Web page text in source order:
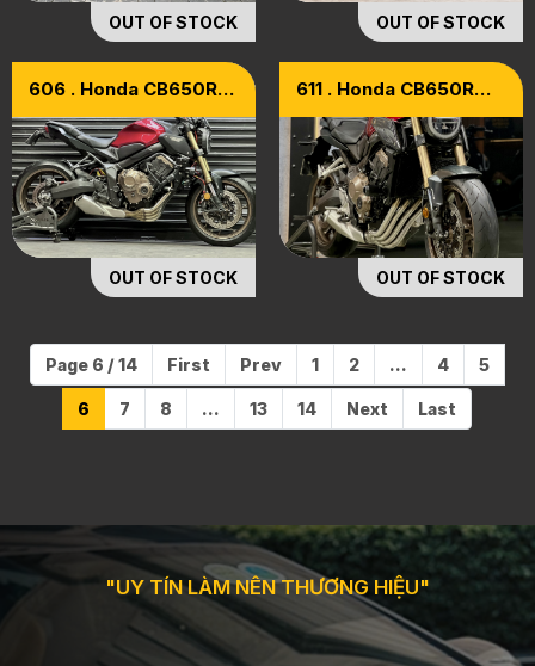
OUT OF STOCK OUT OF STOCK
606 . Honda CB650R
OUT OF STOCK
611 . Honda CB650R
OUT OF STOCK
Page 6 / 14 First Prev 1 2 ... 4 5
6 7 8 ... 13 14 Next Last
"UY TÍN LÀM NÊN THƯƠNG HIỆU"